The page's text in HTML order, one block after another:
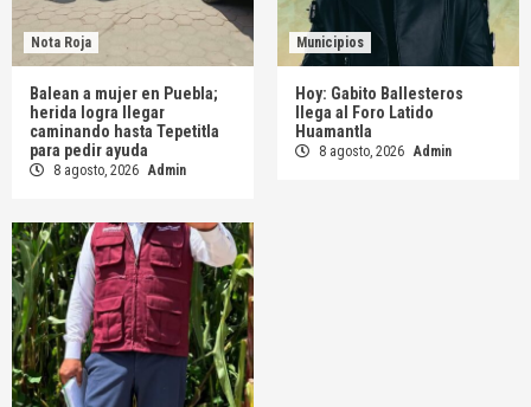
Nota Roja
Balean a mujer en Puebla;
herida logra llegar
caminando hasta Tepetitla
para pedir ayuda
8 agosto, 2026 Admin
Municipios
Hoy: Gabito Ballesteros
llega al Foro Latido
Huamantla
8 agosto, 2026 Admin